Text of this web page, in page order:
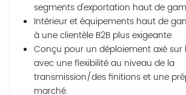
segments d'exportation haut de
Intérieur et équipements haut de
à une clientèle B2B plus exigeante.
Conçu pour un déploiement axé sur
avec une flexibilité au niveau de la
transmission/des finitions et une
marché.